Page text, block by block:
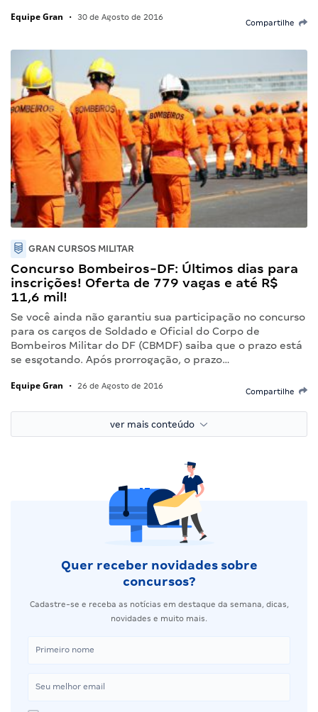
Equipe Gran • 30 de Agosto de 2016
Compartilhe
GRAN CURSOS MILITAR
Concurso Bombeiros-DF: Últimos dias para
inscrições! Oferta de 779 vagas e até R$
11,6 mil!
Se você ainda não garantiu sua participação no concurso
para os cargos de Soldado e Oficial do Corpo de
Bombeiros Militar do DF (CBMDF) saiba que o prazo está
se esgotando. Após prorrogação, o prazo…
Equipe Gran • 26 de Agosto de 2016
Compartilhe
ver mais conteúdo
Quer receber novidades sobre
concursos?
Cadastre-se e receba as notícias em destaque da semana, dicas,
novidades e muito mais.